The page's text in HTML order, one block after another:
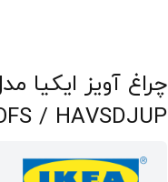
/ HAVSDJUP